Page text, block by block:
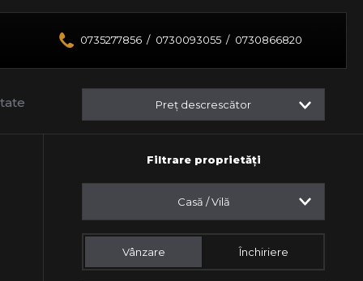
0735277856 / 0730093055 / 0730866820
Preț descrescător
Filtrare proprietăți
Casă / Vilă
Vânzare Închiriere